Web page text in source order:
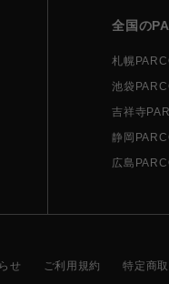
全国の
札幌
池袋
吉祥寺
静岡
広島
せ ご利用規約 特定商